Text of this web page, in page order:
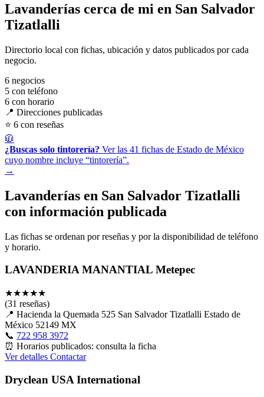
Lavanderías cerca de mi en San Salvador
Tizatlalli
Directorio local con fichas, ubicación y datos publicados por cada
negocio.
6 negocios
5 con teléfono
6 con horario
📍 Direcciones publicadas
⭐ 6 con reseñas
🧥
¿Buscas solo tintorería? Ver las 41 fichas de Estado de México
cuyo nombre incluye “tintorería”.
→
Lavanderías en San Salvador Tizatlalli
con información publicada
Las fichas se ordenan por reseñas y por la disponibilidad de teléfono
y horario.
LAVANDERIA MANANTIAL Metepec
★★★★★
(31 reseñas)
📍 Hacienda la Quemada 525 San Salvador Tizatlalli Estado de
México 52149 MX
📞 722 958 3972
⏰ Horarios publicados: consulta la ficha
Ver detalles Contactar
Dryclean USA International